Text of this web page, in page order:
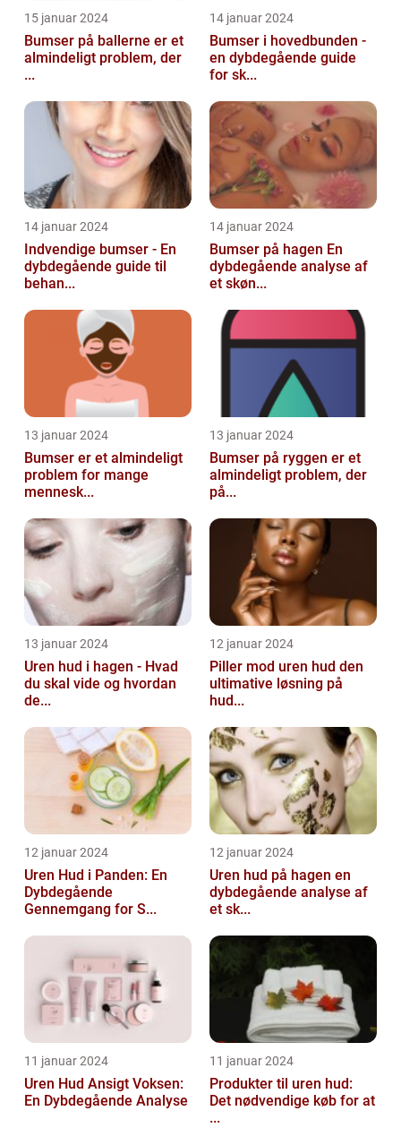
15 januar 2024
Bumser på ballerne er et
almindeligt problem, der
...
14 januar 2024
Bumser i hovedbunden -
en dybdegående guide
for sk...
14 januar 2024
Indvendige bumser - En
dybdegående guide til
behan...
14 januar 2024
Bumser på hagen En
dybdegående analyse af
et skøn...
13 januar 2024
Bumser er et almindeligt
problem for mange
mennesk...
13 januar 2024
Bumser på ryggen er et
almindeligt problem, der
på...
13 januar 2024
Uren hud i hagen - Hvad
du skal vide og hvordan
de...
12 januar 2024
Piller mod uren hud den
ultimative løsning på
hud...
12 januar 2024
Uren Hud i Panden: En
Dybdegående
Gennemgang for S...
12 januar 2024
Uren hud på hagen en
dybdegående analyse af
et sk...
11 januar 2024
Uren Hud Ansigt Voksen:
En Dybdegående Analyse
11 januar 2024
Produkter til uren hud:
Det nødvendige køb for at
...